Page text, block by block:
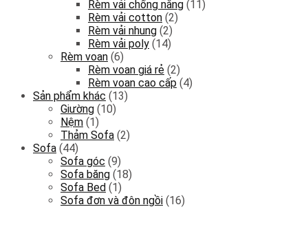
Rèm vải chống nắng (11)
Rèm vải cotton (2)
Rèm vải nhung (2)
Rèm vải poly (14)
Rèm voan (6)
Rèm voan giá rẻ (2)
Rèm voan cao cấp (4)
Sản phẩm khác (13)
Giường (10)
Nệm (1)
Thảm Sofa (2)
Sofa (44)
Sofa góc (9)
Sofa băng (18)
Sofa Bed (1)
Sofa đơn và đôn ngồi (16)